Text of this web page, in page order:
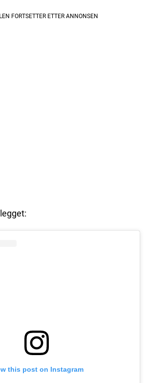
this post on Instagram